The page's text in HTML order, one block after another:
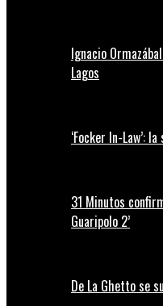
Ignacio
Lagos
‘Focker In-Law’:
31 Minutos
Guaripolo 2’
De La Ghetto se